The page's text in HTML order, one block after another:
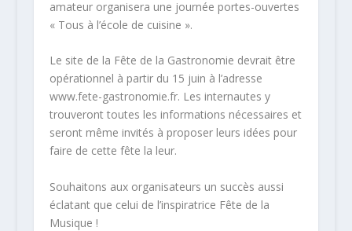
amateur organisera une journée portes-ouvertes
« Tous à l’école de cuisine ».
Le site de la Fête de la Gastronomie devrait être
opérationnel à partir du 15 juin à l’adresse
www.fete-gastronomie.fr. Les internautes y
trouveront toutes les informations nécessaires et
seront même invités à proposer leurs idées pour
faire de cette fête la leur.
Souhaitons aux organisateurs un succès aussi
éclatant que celui de l’inspiratrice Fête de la
Musique !